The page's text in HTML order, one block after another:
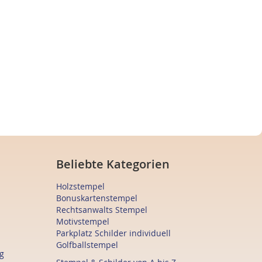
Beliebte Kategorien
Holzstempel
Bonuskartenstempel
Rechtsanwalts Stempel
Motivstempel
Parkplatz Schilder individuell
Golfballstempel